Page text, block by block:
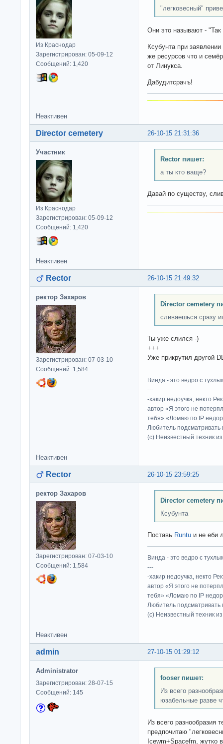
Из Краснодар
Зарегистрирован: 05-09-12
Сообщений: 1,420
"легковесный"
Они это называют -
Ксубунта при
же ресурсов что и
от Линукса.
Дабудитсрачъ!
Неактивен
26-10-15 21:31:36
Director cemetery
Участник
Из Краснодар
Зарегистрирован: 05-09-12
Сообщений: 1,420
Rector пишет:
а ты кто ваще?
Давай по существу,
Неактивен
26-10-15 21:49:32
Rector
ректор Захаров
Зарегистрирован: 07-03-10
Сообщений: 1,584
Director cemetery
сливаешься сразу
Ты уже слился -)
+++
Уже прикрутил другой
Винда - это ведро с
---
-хакир недоучка, некто
автор «Я этого не
тебя» «Ломаю по IP
Любитель подсматривать
(c) Неизвестный техник
Неактивен
26-10-15 23:59:25
Rector
ректор Захаров
Зарегистрирован: 07-03-10
Сообщений: 1,584
Director cemetery
Ксубунта
Поставь Runtu и не еби
Винда - это ведро с
---
-хакир недоучка, некто
автор «Я этого не
тебя» «Ломаю по IP
Любитель подсматривать
(c) Неизвестный техник
Неактивен
27-10-15 01:29:12
admin
Administrator
Зарегистрирован: 28-07-15
Сообщений: 145
fooser пишет:
Из всего
юзабельные разве
Из всего разнообразия
предпочитаю
Icewm+Spacefm, жутко